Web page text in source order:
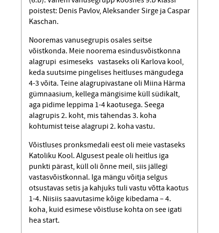
poistest: Denis Pavlov, Aleksander Sirge ja Caspar
Kaschan.
Nooremas vanusegrupis osales seitse
võistkonda. Meie noorema esindus­võistkonna
ala­grupi esimeseks vastaseks oli Karlova kool,
keda suutsime pingelises heitluses mängudega
4-3 võita. Teine alagrupivastane oli Miina Härma
gümnaasium, kellega mängisime küll südikalt,
aga pidime leppima 1-4 kaotusega. Seega
alagrupis 2. koht, mis tähendas 3. koha
kohtumist teise alagrupi 2. koha vastu.
Võistluses pronksmedali eest oli meie vastaseks
Katoliku Kool. Algusest peale oli heitlus iga
punkti pärast, küll oli õnne meil, siis jällegi
vastasvõistkonnal. Iga mängu võitja selgus
otsustavas setis ja kahjuks tuli vastu võtta kaotus
1-4. Niisiis saavutasime kõige kibedama – 4.
koha, kuid esimese võistluse kohta on see igati
hea start.